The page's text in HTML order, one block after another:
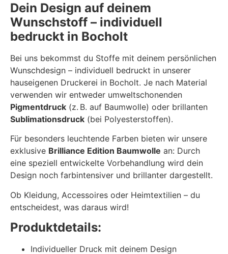
Dein Design auf deinem
Wunschstoff – individuell
bedruckt in Bocholt
Bei uns bekommst du Stoffe mit deinem persönlichen
Wunschdesign – individuell bedruckt in unserer
hauseigenen Druckerei in Bocholt. Je nach Material
verwenden wir entweder umweltschonenden
Pigmentdruck (z. B. auf Baumwolle) oder brillanten
Sublimationsdruck (bei Polyesterstoffen).
Für besonders leuchtende Farben bieten wir unsere
exklusive Brilliance Edition Baumwolle an: Durch
eine speziell entwickelte Vorbehandlung wird dein
Design noch farbintensiver und brillanter dargestellt.
Ob Kleidung, Accessoires oder Heimtextilien – du
entscheidest, was daraus wird!
Produktdetails:
Individueller Druck mit deinem Design